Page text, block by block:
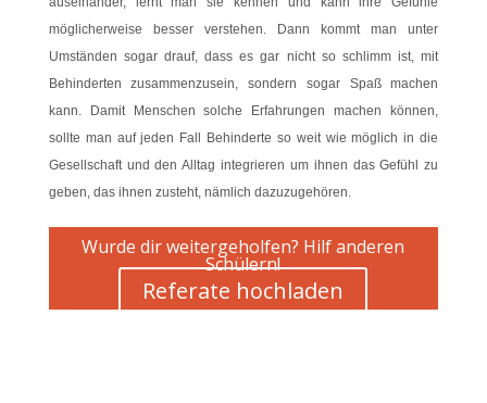
möglicherweise besser verstehen. Dann kommt man unter
Umständen sogar drauf, dass es gar nicht so schlimm ist, mit
Behinderten zusammenzusein, sondern sogar Spaß machen
kann. Damit Menschen solche Erfahrungen machen können,
sollte man auf jeden Fall Behinderte so weit wie möglich in die
Gesellschaft und den Alltag integrieren um ihnen das Gefühl zu
geben, das ihnen zusteht, nämlich dazuzugehören.
Wurde dir weitergeholfen? Hilf anderen
Schülern!
Referate hochladen